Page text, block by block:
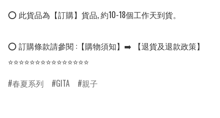
⭕ 此貨品為【訂購】貨品, 約10-18個工作天到貨。
⭕ 訂購條款請參閱 :【購物須知】➡️ 【退貨及退款政策】
⭐⭐⭐⭐⭐⭐⭐⭐⭐⭐⭐⭐⭐⭐⭐
春夏系列
GITA 親子